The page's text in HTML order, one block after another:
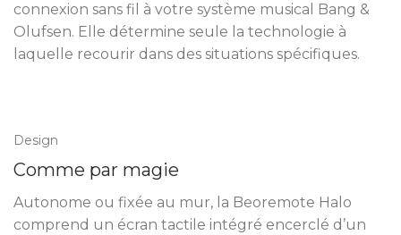
connexion sans fil à votre système musical Bang &
Olufsen. Elle détermine seule la technologie à
laquelle recourir dans des situations spécifiques.
Design
Comme par magie
Autonome ou fixée au mur, la Beoremote Halo
comprend un écran tactile intégré encerclé d’un